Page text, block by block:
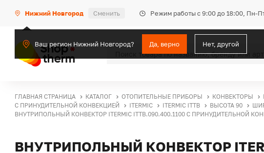
Нижний Новгород Сменить Режим работы с 9:00 до 18:00, Пн-
Ваш регион Нижний Новгород? Да, верно Нет, другой
ГЛАВНАЯ СТРАНИЦА КАТАЛОГ ОТОПИТЕЛЬНЫЕ ПРИБОРЫ КОНВЕКТОРЫ
С ПРИНУДИТЕЛЬНОЙ КОНВЕКЦИЕЙ
ITERMIC ITERMIC ITTB ВЫСОТА 90
ВНУТРИПОЛЬНЫЙ КОНВЕКТОР ITERMIC ITTB.090.400.1100 С ПРИНУДИТЕЛЬНОЙ
ВНУТРИПОЛЬНЫЙ КОНВЕКТОР